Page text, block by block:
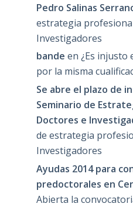
Pedro Salinas
estrategia
Investigadores
bande en ¿Es injusto
por la misma
Se abre el plazo de
Seminario de
Doctores e
de estrategia
Investigadores
Ayudas 2014 para
predoctorales en
Abierta la